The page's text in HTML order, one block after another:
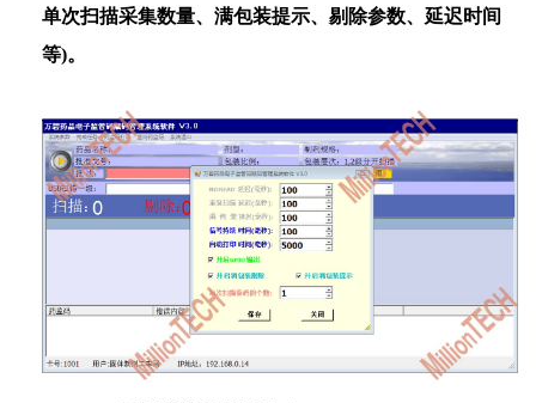
单次扫描采集数量、满包装提示、剔除参数、延迟时间
等)。